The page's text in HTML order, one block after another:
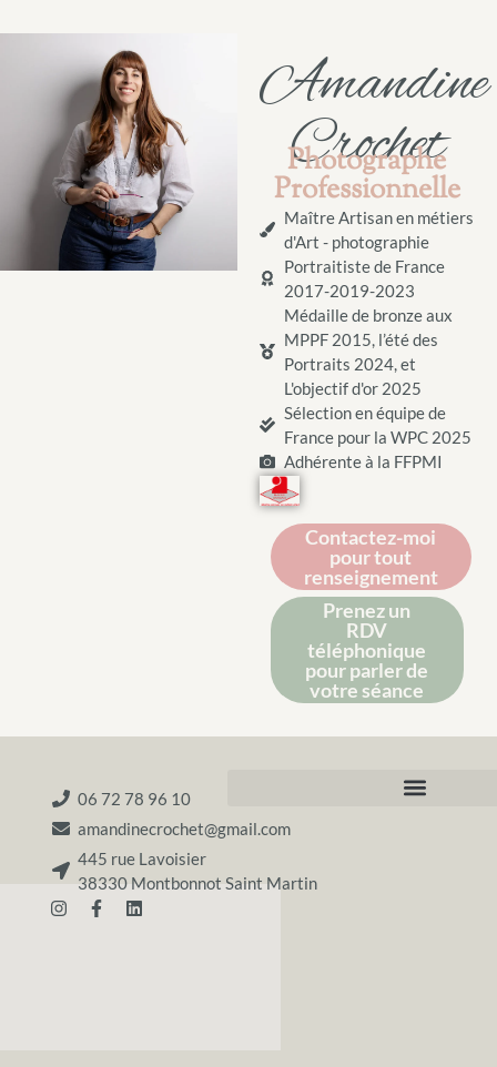
Amandine
Crochet
Photographe
Professionnelle
Maître Artisan en métiers
d'Art - photographie
Portraitiste de France
2017-2019-2023
Médaille de bronze aux
MPPF 2015, l’été des
Portraits 2024, et
L'objectif d'or 2025
Sélection en équipe de
France pour la WPC 2025
Adhérente à la FFPMI
Contactez-moi
pour tout
renseignement
Prenez un
RDV
téléphonique
pour parler de
votre séance
06 72 78 96 10
amandinecrochet@gmail.com
445 rue Lavoisier
38330 Montbonnot Saint Martin